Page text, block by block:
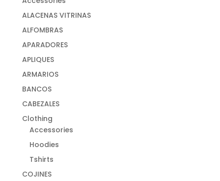
ALACENAS VITRINAS
ALFOMBRAS
APARADORES
APLIQUES
ARMARIOS
BANCOS
CABEZALES
Clothing
Accessories
Hoodies
Tshirts
COJINES